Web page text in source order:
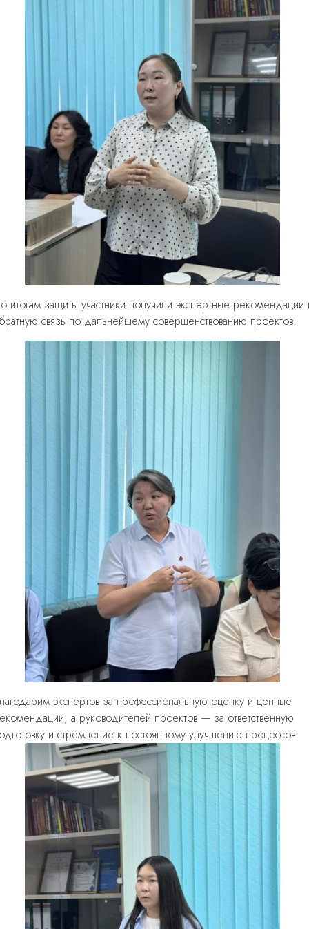
итогам защиты участники получили экспертные рекомендации
связь по дальнейшему совершенствованию проектов.
экспертов за профессиональную оценку и ценные
а руководителей проектов — за ответственную
и стремление к постоянному улучшению процессов!